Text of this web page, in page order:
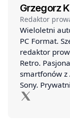
Grzegorz
Redaktor
Wieloletni
PC Format.
redaktor
Retro.
smartfonów z
Sony.